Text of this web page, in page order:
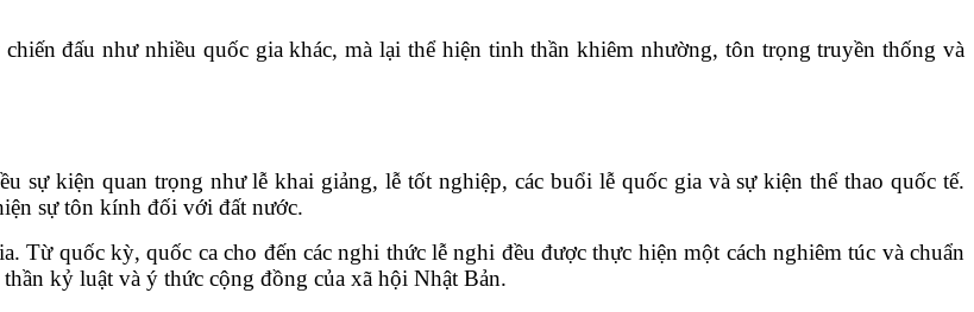
đấu như nhiều quốc gia khác, mà lại thể hiện tinh thần khiêm nhường, tôn trọng truyền thống và
sự kiện quan trọng như lễ khai giảng, lễ tốt nghiệp, các buổi lễ quốc gia và sự kiện thể thao quốc tế.
sự tôn kính đối với đất nước.
Từ quốc kỳ, quốc ca cho đến các nghi thức lễ nghi đều được thực hiện một cách nghiêm túc và chuẩn
kỷ luật và ý thức cộng đồng của xã hội Nhật Bản.